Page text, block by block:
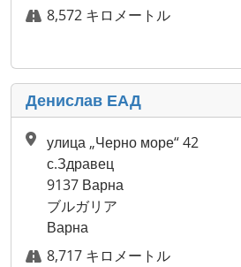
8,572 キロメートル
Денислав ЕАД
улица „Черно море“ 42
с.Здравец
9137 Варна
ブルガリア
Варна
8,717 キロメートル